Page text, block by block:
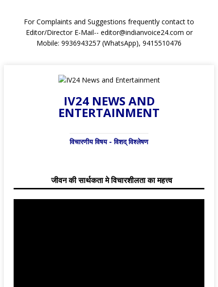
For Complaints and Suggestions frequently contact to
Editor/Director E-Mail-- editor@indianvoice24.com or
Mobile: 9936943257 (WhatsApp), 9415510476
IV24 NEWS AND
ENTERTAINMENT
विचारणीय विषय - विशद् विश्लेषण
जीवन की सार्थकता मे विचारशीलता का महत्त्व